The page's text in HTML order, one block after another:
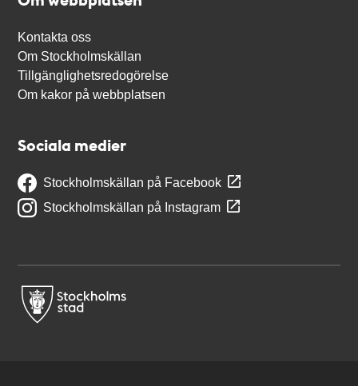
Kontakta oss
Om Stockholmskällan
Tillgänglighetsredogörelse
Om kakor på webbplatsen
Sociala medier
Stockholmskällan på Facebook
Stockholmskällan på Instagram